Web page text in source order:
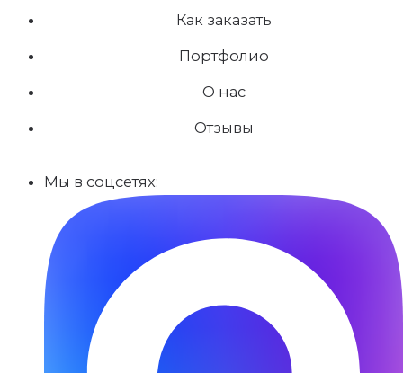
Как заказать
Портфолио
О нас
Отзывы
Мы в соцсетях: